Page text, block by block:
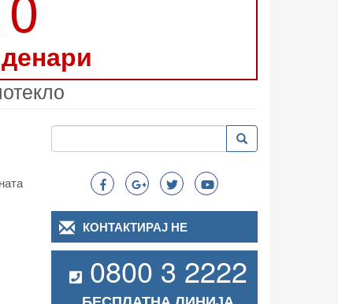
Search
Пребарување Пребарување
КОНТАКТИРАЈ НЕ
0800 3 2222